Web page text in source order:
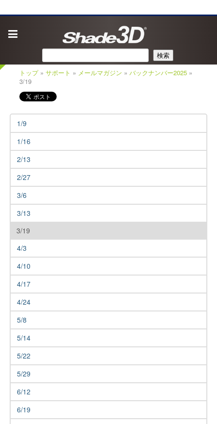
検索
トップ» サポート » メールマガジン » バックナンバー2025 »
3/19
1/9
1/16
2/13
2/27
3/6
3/13
3/19
4/3
4/10
4/17
4/24
5/8
5/14
5/22
5/29
6/12
6/19